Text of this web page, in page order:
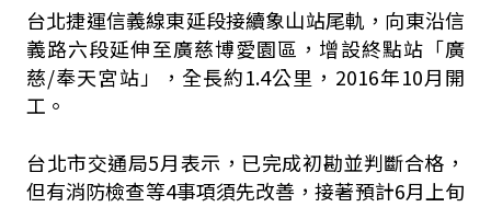
台北捷運信義線東延段接續象山站尾軌，向東沿信
義路六段延伸至廣慈博愛園區，增設終點站「廣
慈/奉天宮站」，全長約1.4公里，2016年10月開
工。
台北市交通局5月表示，已完成初勘並判斷合格，
但有消防檢查等4事項須先改善，接著預計6月上旬